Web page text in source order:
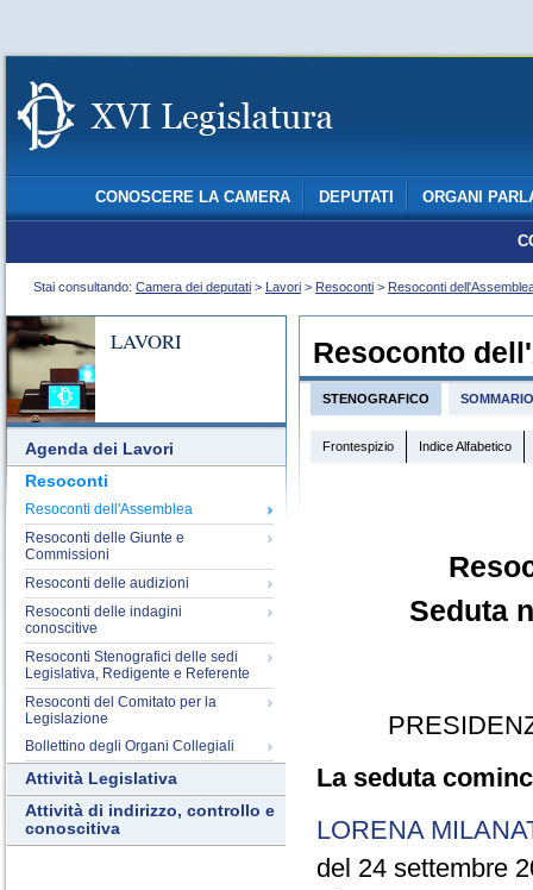
CONOSCERE LA CAMERA DEPUTATI ORGANI
Stai consultando: Camera dei deputati > Lavori > Resoconti > Resoconti
LAVORI
Agenda dei Lavori
Resoconti
Resoconti dell'Assemblea
Resoconti delle Giunte e
Commissioni
Resoconti delle audizioni
Resoconti delle indagini
conoscitive
Resoconti Stenografici delle sedi
Legislativa, Redigente e Referente
Resoconti del Comitato per la
Legislazione
Bollettino degli Organi Collegiali
Attività Legislativa
Attività di indirizzo, controllo e
conoscitiva
Resoconto
STENOGRAFICO SOMMARIO
Frontespizio Indice Alfabetico
Seduta
La seduta
LORENA
del 24 settembre